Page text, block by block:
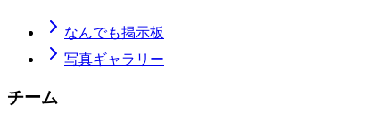
なんでも掲示板
写真ギャラリー
チーム